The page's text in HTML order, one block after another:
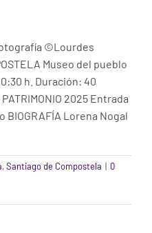
©Lourdes
Museo del pueblo
h. Duración: 40
2025 Entrada
Lorena Nogal
,Santiago de Compostela | 0